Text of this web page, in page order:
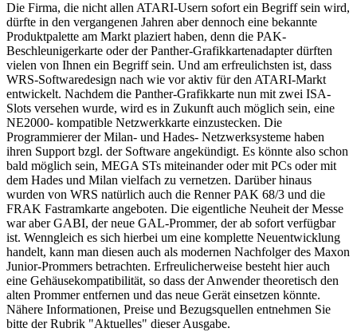
Die Firma, die nicht allen ATARI-Usern sofort ein Begriff sein wird,
dürfte in den vergangenen Jahren aber dennoch eine bekannte
Produktpalette am Markt plaziert haben, denn die PAK-
Beschleunigerkarte oder der Panther-Grafikkartenadapter dürften
vielen von Ihnen ein Begriff sein. Und am erfreulichsten ist, dass
WRS-Softwaredesign nach wie vor aktiv für den ATARI-Markt
entwickelt. Nachdem die Panther-Grafikkarte nun mit zwei ISA-
Slots versehen wurde, wird es in Zukunft auch möglich sein, eine
NE2000- kompatible Netzwerkkarte einzustecken. Die
Programmierer der Milan- und Hades- Netzwerksysteme haben
ihren Support bzgl. der Software angekündigt. Es könnte also schon
bald möglich sein, MEGA STs miteinander oder mit PCs oder mit
dem Hades und Milan vielfach zu vernetzen. Darüber hinaus
wurden von WRS natürlich auch die Renner PAK 68/3 und die
FRAK Fastramkarte angeboten. Die eigentliche Neuheit der Messe
war aber GABI, der neue GAL-Prommer, der ab sofort verfügbar
ist. Wenngleich es sich hierbei um eine komplette Neuentwicklung
handelt, kann man diesen auch als modernen Nachfolger des Maxon
Junior-Prommers betrachten. Erfreulicherweise besteht hier auch
eine Gehäusekompatibilität, so dass der Anwender theoretisch den
alten Prommer entfernen und das neue Gerät einsetzen könnte.
Nähere Informationen, Preise und Bezugsquellen entnehmen Sie
bitte der Rubrik "Aktuelles" dieser Ausgabe.